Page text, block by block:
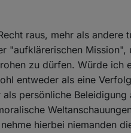
raus, mehr als andere
"aufklärerischen Mission",
zu dürfen. Würde ich
entweder als eine
persönliche
hierbei niemanden